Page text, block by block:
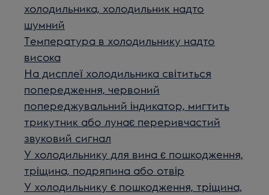
холодильника, холодильник надто
шумний
Температура в холодильнику надто
висока
На дисплеї холодильника світиться
попередження, червоний
попереджувальний індикатор, мигтить
трикутник або лунає переривчастий
звуковий сигнал
У холодильнику для вина є пошкодження,
тріщина, подряпина або отвір
У холодильнику є пошкодження, тріщина,